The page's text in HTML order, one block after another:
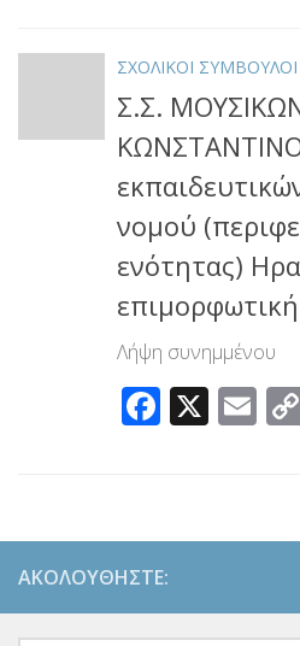
ΣΧΟΛΙΚΟΙ ΣΥΜΒΟΥΛΟΙ
Σ.Σ.
νομού
ενότητας)
Λήψη συνημμένου
X
ΑΚΟΛΟΥΘΉΣΤΕ: